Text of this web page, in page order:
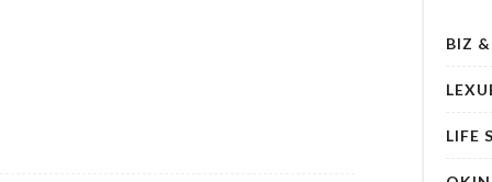
BIZ
LIFE